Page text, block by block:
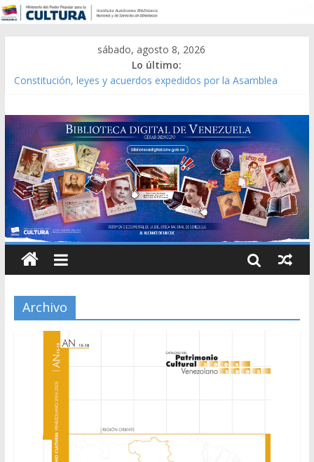
sábado, agosto 8, 2026
Lo último:
Constitución, leyes y acuerdos expedidos por la Asamblea
Modesta Bor Sánchez [material gráfico]
Gaceta Oficial de la República de Venezuela año CXXXIII Mes V,
Caracas 09 de marzo de 2006 N° 38.394
Catálogo temático de obras de Modesta Bor
Archivo